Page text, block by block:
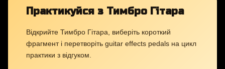
Практикуйся з Тимбро Гітара
Відкрийте Тимбро Гітара, виберіть короткий
фрагмент і перетворіть guitar effects pedals на цикл
практики з відгуком.